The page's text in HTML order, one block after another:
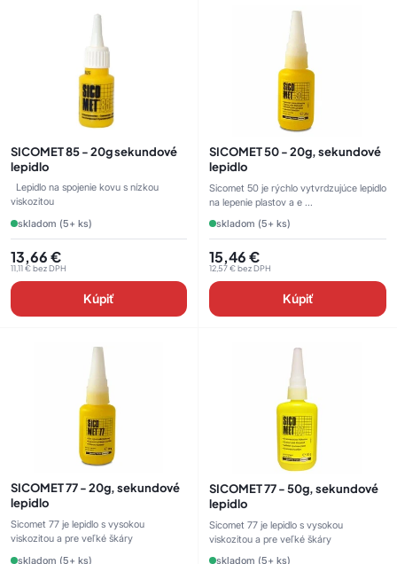
SICOMET 85 - 20g sekundové
lepidlo
viskozitou
skladom (5+ ks)
13,66€
11,11€bez DPH
Kúpiť
SICOMET 50 - 20g, sekundové
lepidlo
Sicomet 50 je rýchlo vytvrdzujúce lepidlo
na lepenie plastov a e ...
skladom (5+ ks)
15,46€
12,57€bez DPH
Kúpiť
SICOMET 77 - 20g, sekundové
lepidlo
Sicomet 77 je lepidlo s vysokou
viskozitou a pre veľké škáry
skladom (5+ ks)
SICOMET 77 - 50g, sekundové
lepidlo
Sicomet 77 je lepidlo s vysokou
viskozitou a pre veľké škáry
skladom (5+ ks)